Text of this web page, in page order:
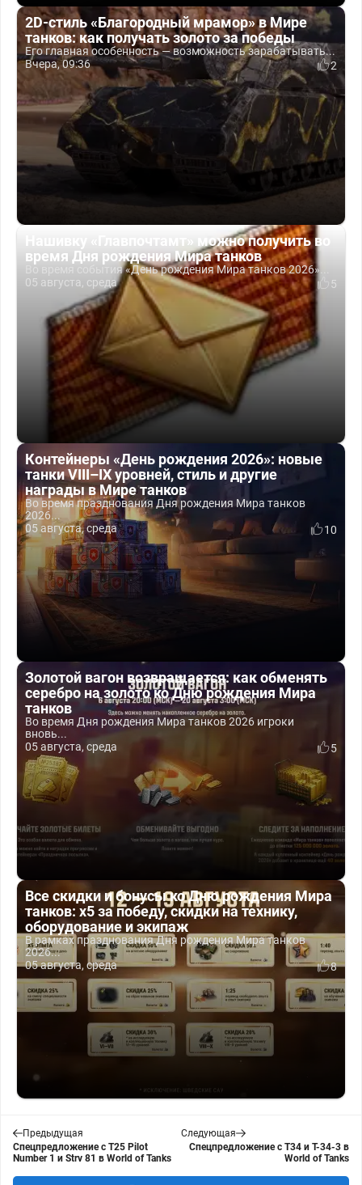
2D-стиль «Благородный мрамор» в Мире
танков: как получать золото за победы
Его главная особенность — возможность зарабатывать...
Вчера, 09:36
2
Нашивку «Главпочтамт» можно получить во
время Дня рождения Мира танков
Во время события «День рождения Мира танков 2026»...
05 августа, среда
5
Контейнеры «День рождения 2026»: новые
танки VIII–IX уровней, стиль и другие
награды в Мире танков
Во время празднования Дня рождения Мира танков
2026...
05 августа, среда
10
Золотой вагон возвращается: как обменять
серебро на золото ко Дню рождения Мира
танков
Во время Дня рождения Мира танков 2026 игроки
вновь...
05 августа, среда
5
Все скидки и бонусы ко Дню рождения Мира
танков: x5 за победу, скидки на технику,
оборудование и экипаж
В рамках празднования Дня рождения Мира танков
2026...
05 августа, среда
8
Предыдущая
Спецпредложение с T25 Pilot
Number 1 и Strv 81 в World of Tanks
Следующая
Спецпредложение с T34 и T-34-3 в
World of Tanks